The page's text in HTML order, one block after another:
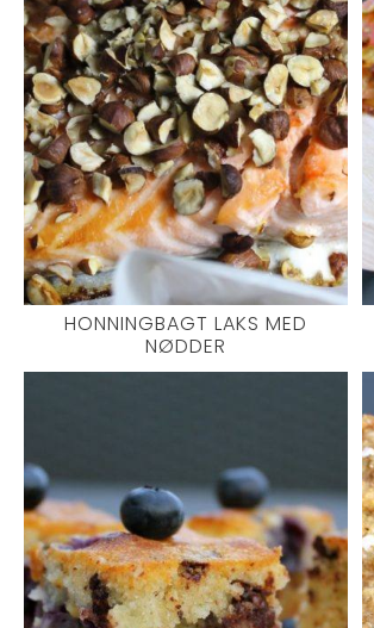
HONNINGBAGT LAKS MED
NØDDER